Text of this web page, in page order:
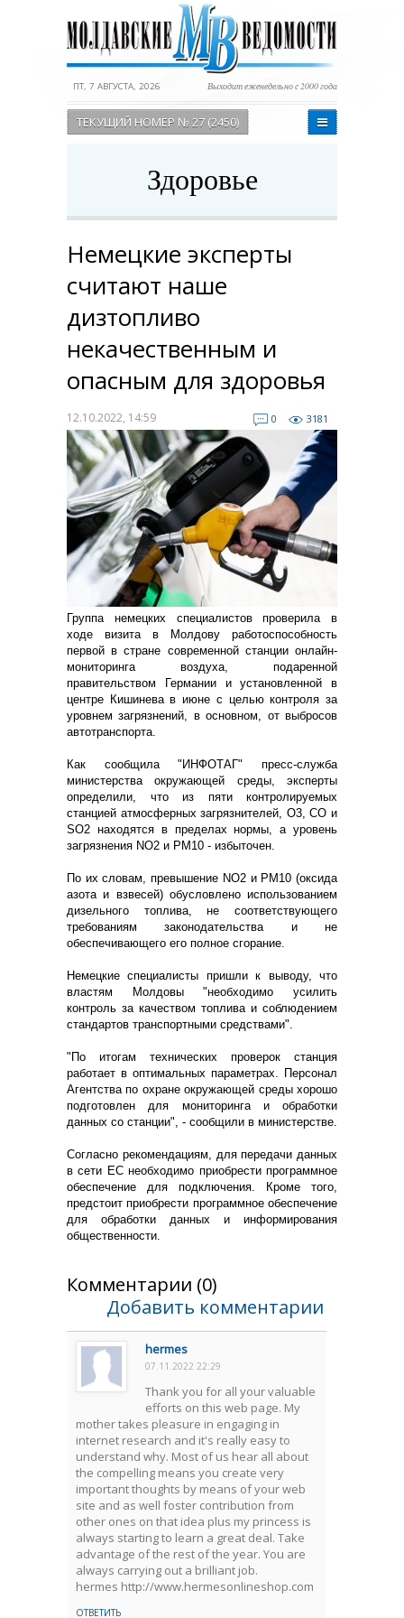
ПТ, 7 АВГУСТА, 2026 Выходит еженедельно с 2000 года
ТЕКУЩИЙ НОМЕР № 27 (2450)
Здоровье
Немецкие эксперты
считают наше
дизтопливо
некачественным и
опасным для здоровья
12.10.2022, 14:59 0 3181
Группа немецких специалистов проверила в
ходе визита в Молдову работоспособность
первой в стране современной станции онлайн-
мониторинга воздуха, подаренной
правительством Германии и установленной в
центре Кишинева в июне с целью контроля за
уровнем загрязнений, в основном, от выбросов
автотранспорта.
Как сообщила "ИНФОТАГ" пресс-служба
министерства окружающей среды, эксперты
определили, что из пяти контролируемых
станцией атмосферных загрязнителей, O3, CO и
SO2 находятся в пределах нормы, а уровень
загрязнения NO2 и PM10 - избыточен.
По их словам, превышение NO2 и PM10 (оксида
азота и взвесей) обусловлено использованием
дизельного топлива, не соответствующего
требованиям законодательства и не
обеспечивающего его полное сгорание.
Немецкие специалисты пришли к выводу, что
властям Молдовы "необходимо усилить
контроль за качеством топлива и соблюдением
стандартов транспортными средствами".
"По итогам технических проверок станция
работает в оптимальных параметрах. Персонал
Агентства по охране окружающей среды хорошо
подготовлен для мониторинга и обработки
данных со станции", - сообщили в министерстве.
Согласно рекомендациям, для передачи данных
в сети ЕС необходимо приобрести программное
обеспечение для подключения. Кроме того,
предстоит приобрести программное обеспечение
для обработки данных и информирования
общественности.
Комментарии (0)
Добавить комментарии
hermes
07.11.2022 22:29
Thank you for all your valuable
efforts on this web page. My
mother takes pleasure in engaging in
internet research and it's really easy to
understand why. Most of us hear all about
the compelling means you create very
important thoughts by means of your web
site and as well foster contribution from
other ones on that idea plus my princess is
always starting to learn a great deal. Take
advantage of the rest of the year. You are
always carrying out a brilliant job.
hermes http://www.hermesonlineshop.com
ОТВЕТИТЬ